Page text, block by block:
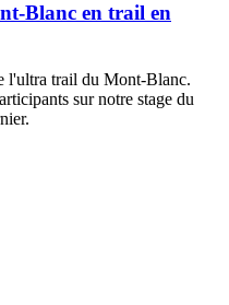
Blanc en trail en
l'ultra trail du Mont-Blanc.
sur notre stage du